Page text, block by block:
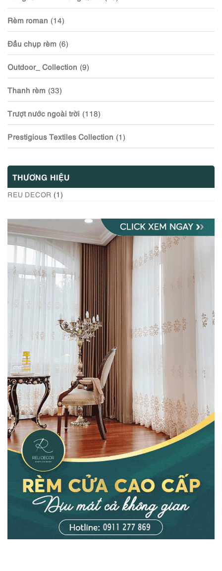
Rèm roman (14)
Đầu chụp rèm (6)
Outdoor_ Collection (9)
Thanh rèm (33)
Trượt nước ngoài trời (118)
Prestigious Textiles Collection (1)
THƯƠNG HIỆU
REU DECOR (1)